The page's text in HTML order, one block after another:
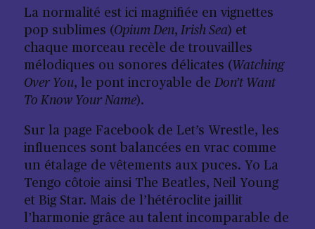
La normalité est ici magnifiée en vignettes
pop sublimes (Opium Den, Irish Sea) et
chaque morceau recèle de trouvailles
mélodiques ou sonores délicates (Watching
Over You, le pont incroyable de Don’t Want
To Know Your Name).
Sur la page Facebook de Let’s Wrestle, les
influences sont balancées en vrac comme
un étalage de vêtements aux puces. Yo La
Tengo côtoie ainsi The Beatles, Neil Young
et Big Star. Mais de l’hétéroclite jaillit
l’harmonie grâce au talent incomparable de